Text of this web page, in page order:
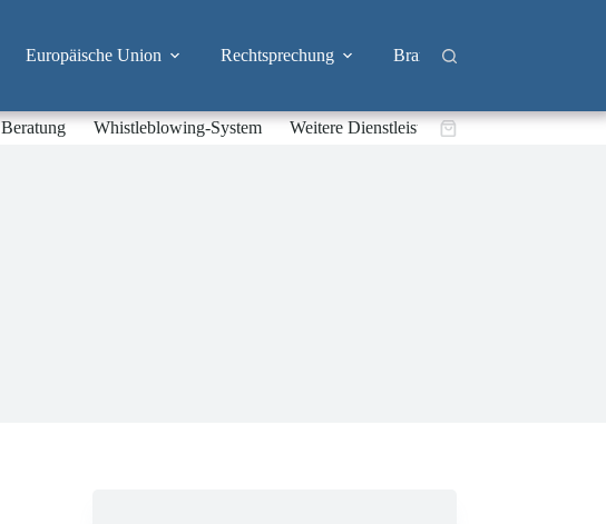
Europäische Union Rechtsprechung Branchen
Beratung Whistleblowing-System Weitere DienstleistungenWarenkorb